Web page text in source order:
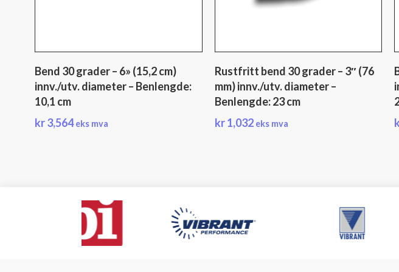
Bend 30 grader – 6» (15,2 cm)
innv./utv. diameter – Benlengde:
10,1 cm
kr3,564 eks mva
Rustfritt bend 30 grader – 3″ (76
mm) innv./utv. diameter –
Benlengde: 23 cm
kr1,032 eks mva